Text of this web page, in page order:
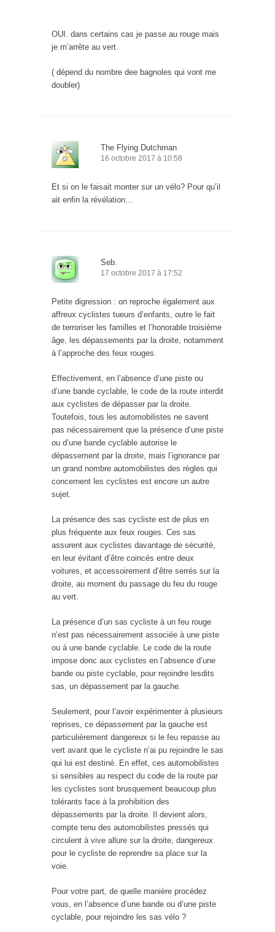
OUI. dans certains cas je passe au rouge mais
je m’arrête au vert.
( dépend du nombre dee bagnoles qui vont me
doubler)
The Flying Dutchman
16 octobre 2017 à 10:58
Et si on le faisait monter sur un vélo? Pour qu’il
ait enfin la révélation…
Seb.
17 octobre 2017 à 17:52
Petite digression : on reproche également aux
affreux cyclistes tueurs d’enfants, outre le fait
de terroriser les familles et l’honorable troisième
âge, les dépassements par la droite, notamment
à l’approche des feux rouges.
Effectivement, en l’absence d’une piste ou
d’une bande cyclable, le code de la route interdit
aux cyclistes de dépasser par la droite.
Toutefois, tous les automobilistes ne savent
pas nécessairement que la présence d’une piste
ou d’une bande cyclable autorise le
dépassement par la droite, mais l’ignorance par
un grand nombre automobilistes des règles qui
concernent les cyclistes est encore un autre
sujet.
La présence des sas cycliste est de plus en
plus fréquente aux feux rouges. Ces sas
assurent aux cyclistes davantage de sécurité,
en leur évitant d’être coincés entre deux
voitures, et accessoirement d’être serrés sur la
droite, au moment du passage du feu du rouge
au vert.
La présence d’un sas cycliste à un feu rouge
n’est pas nécessairement associée à une piste
ou à une bande cyclable. Le code de la route
impose donc aux cyclistes en l’absence d’une
bande ou piste cyclable, pour rejoindre lesdits
sas, un dépassement par la gauche.
Seulement, pour l’avoir expérimenter à plusieurs
reprises, ce dépassement par la gauche est
particulièrement dangereux si le feu repasse au
vert avant que le cycliste n’ai pu rejoindre le sas
qui lui est destiné. En effet, ces automobilistes
si sensibles au respect du code de la route par
les cyclistes sont brusquement beaucoup plus
tolérants face à la prohibition des
dépassements par la droite. Il devient alors,
compte tenu des automobilistes pressés qui
circulent à vive allure sur la droite, dangereux
pour le cycliste de reprendre sa place sur la
voie.
Pour votre part, de quelle manière procédez
vous, en l’absence d’une bande ou d’une piste
cyclable, pour rejoindre les sas vélo ?